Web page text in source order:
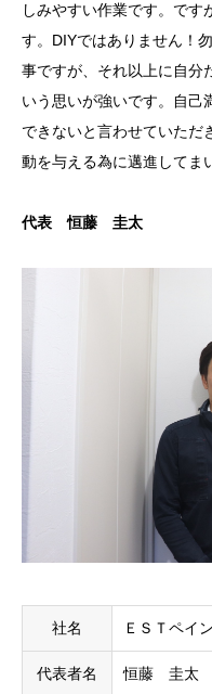
しみやすい作業です。 です
す。DIYではありません！
事ですが、それ以上に自分
いう思いが強いです。自己
できないと言わせていただ
動を与える為に邁進してま
代表 恒藤 圭太
社名 ＥＳＴペイ
代表者名 恒藤 圭太